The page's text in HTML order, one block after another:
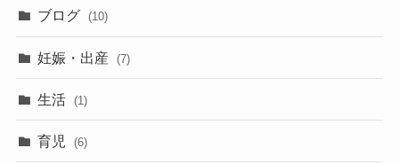
ブログ (10)
妊娠・出産 (7)
生活 (1)
育児 (6)